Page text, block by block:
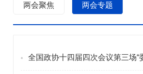
两会聚焦 两会专题
全国政协十四届四次会议第三场